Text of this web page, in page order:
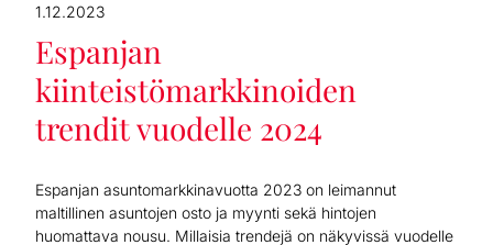
1.12.2023
Espanjan
kiinteistömarkkinoiden
trendit vuodelle 2024
Espanjan asuntomarkkinavuotta 2023 on leimannut
maltillinen asuntojen osto ja myynti sekä hintojen
huomattava nousu. Millaisia trendejä on näkyvissä vuodelle